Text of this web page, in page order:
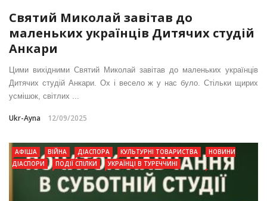
Святий Миколай завітав до
маленьких українців Дитячих студій
Анкари
Цими вихідними Святий Миколай завітав до маленьких українців
Дитячих студій Анкари. Ох і весело ж у нас було. Стільки щирих
усмішок, світлих ...
Ukr-Ayna 12/09/2025
АФІША ВІЙНА ДІАСПОРА КУЛЬТУРНІ ТОВАРИСТВА
НОВИНИ
ДІАСПОРИ
ПОДІЇ СПІЛКИ УКРАЇНЦІ В ТУРЕЧЧИНІ